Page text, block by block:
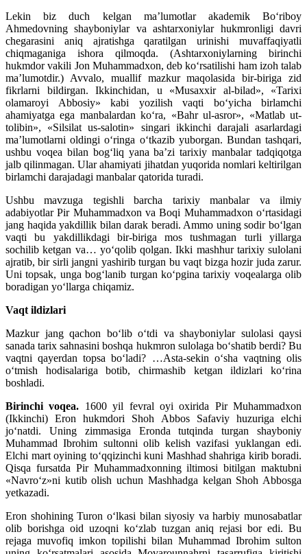
Lekin biz duch kelgan ma’lumotlar akademik Bo‘riboy
Ahmedovning shayboniylar va ashtarxoniylar hukmronligi davri
chegarasini aniq ajratishga qaratilgan urinishi muvaffaqiyatli
chiqmaganiga ishora qilmoqda. (Ashtarxoniylarning birinchi
hukmdor vakili Jon Muhammadxon, deb ko‘rsatilishi ham izoh talab
ma’lumotdir.) Avvalo, muallif mazkur maqolasida bir-biriga zid
fikrlarni bildirgan. Ikkinchidan, u «Musaxxir al-bilad», «Tarixi
olamaroyi Abbosiy» kabi yozilish vaqti bo‘yicha birlamchi
ahamiyatga ega manbalardan ko‘ra, «Bahr ul-asror», «Matlab ut-
tolibin», «Silsilat us-salotin» singari ikkinchi darajali asarlardagi
ma’lumotlarni oldingi o‘ringa o‘tkazib yuborgan. Bundan tashqari,
ushbu voqea bilan bog‘liq yana ba’zi tarixiy manbalar tadqiqotga
jalb qilinmagan. Ular ahamiyati jihatdan yuqorida nomlari keltirilgan
birlamchi darajadagi manbalar qatorida turadi.
Ushbu mavzuga tegishli barcha tarixiy manbalar va ilmiy
adabiyotlar Pir Muhammadxon va Boqi Muhammadxon o‘rtasidagi
jang haqida yakdillik bilan darak beradi. Ammo uning sodir bo‘lgan
vaqti bu yakdillikdagi bir-biriga mos tushmagan turli yillarga
sochilib ketgan va… yo‘qolib qolgan. Ikki mashhur tarixiy sulolani
ajratib, bir sirli jangni yashirib turgan bu vaqt bizga hozir juda zarur.
Uni topsak, unga bog‘lanib turgan ko‘pgina tarixiy voqealarga olib
boradigan yo‘llarga chiqamiz.
Vaqt ildizlari
Mazkur jang qachon bo‘lib o‘tdi va shayboniylar sulolasi qaysi
sanada tarix sahnasini boshqa hukmron sulolaga bo‘shatib berdi? Bu
vaqtni qayerdan topsa bo‘ladi? …Asta-sekin o‘sha vaqtning olis
o‘tmish hodisalariga botib, chirmashib ketgan ildizlari ko‘rina
boshladi.
Birinchi voqea. 1600 yil fevral oyi oxirida Pir Muhammadxon
(Ikkinchi) Eron hukmdori Shoh Abbos Safaviy huzuriga elchi
jo‘natdi. Uning zimmasiga Eronda tutqinda turgan shayboniy
Muhammad Ibrohim sultonni olib kelish vazifasi yuklangan edi.
Elchi mart oyining to‘qqizinchi kuni Mashhad shahriga kirib boradi.
Qisqa fursatda Pir Muhammadxonning iltimosi bitilgan maktubni
«Navro‘z»ni kutib olish uchun Mashhadga kelgan Shoh Abbosga
yetkazadi.
Eron shohining Turon o‘lkasi bilan siyosiy va harbiy munosabatlar
olib borishga oid uzoqni ko‘zlab tuzgan aniq rejasi bor edi. Bu
rejaga muvofiq imkon topilishi bilan Muhammad Ibrohim sulton